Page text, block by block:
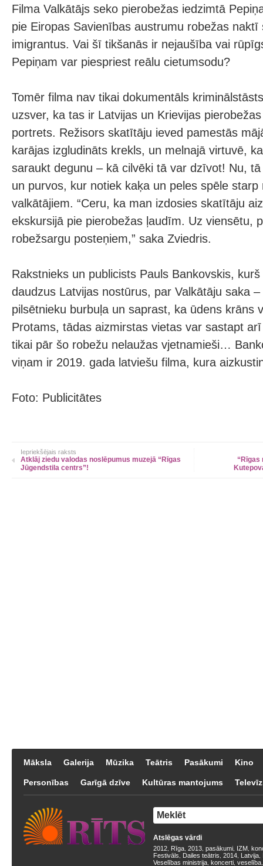
Filma Valkātājs seko pierobežas iedzimtā
pie Eiropas Savienības austrumu robežas naktī
imigrantus. Vai šī tikšanās ir nejaušība vai
Pepiņam var piespriest reālu cietumsodu?
Tomēr filma nav tikai dokumentāls
uzsver, ka tas ir Latvijas un Krievijas
portrets. Režisors skatītāju ieved pamestās
karājas izgludināts krekls, un melnajā virtuvē,
saraukt degunu – kā cilvēki tā var dzīvot! Nu,
un purvos, kur notiek kaķa un peles spēle starp
valkātājiem. “Ceru, ka man izdosies skatītāju
ekskursijā pie pierobežas ļaudīm. Uz viensētu,
robežsargu posteņiem,” saka Zviedris.
Rakstnieks un publicists Pauls Bankovskis,
daudzus Latvijas nostūrus, par Valkātāju saka
pilsētnieku burbuļa un saprast, ka ūdens krāns
Protams, tādas aizmirstas vietas var sastapt
tikai pār šo robežu nelaužas vjetnamieši…
viņam ir 2019. gada latviešu filma, kura
Foto: Publicitātes
Iepriekšējais raksts
Atklāj ziedu valodas noslēpumus muzejā “Rīgas
Jūgendstila centrs”!
“Rīgas
Māksla Galerija Mūzika Teātris Pasākumi Kino
Personības Garīgā dzīve Kultūras mantojums
Atslēgas vārdi
2012 Rīga 2013 pasākumi IZM
Festivāls
Dailes teātris 2014 Latvija
Veselības ministrija koncerti veselība